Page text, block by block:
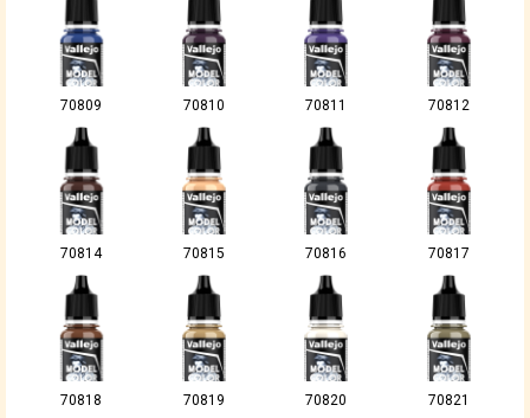
70809 70810 70811 70812
70814 70815 70816 70817
70818 70819 70820 70821